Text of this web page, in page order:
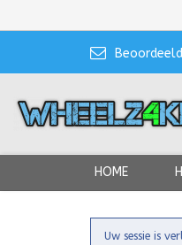
HOME
Uw sessie is